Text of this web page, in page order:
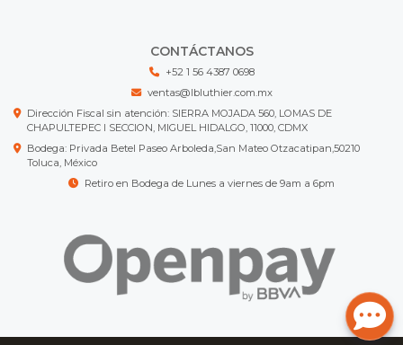
CONTÁCTANOS
+52 1 56 4387 0698
ventas@lbluthier.com.mx
Dirección Fiscal sin atención: SIERRA MOJADA 560, LOMAS DE
CHAPULTEPEC I SECCION, MIGUEL HIDALGO, 11000, CDMX
Bodega: Privada Betel Paseo Arboleda,San Mateo Otzacatipan,50210
Toluca, México
Retiro en Bodega de Lunes a viernes de 9am a 6pm